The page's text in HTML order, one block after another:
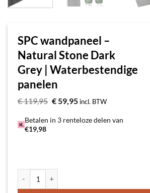
SPC wandpaneel –
Natural Stone Dark
Grey | Waterbestendige
panelen
€119,95 Oorspronkelijke
was:
€ 119,95.
€59,95Huidige
is:
€ 59,95.
incl. BTW
Betalen in 3 renteloze delen van
€19,98
Alternative: